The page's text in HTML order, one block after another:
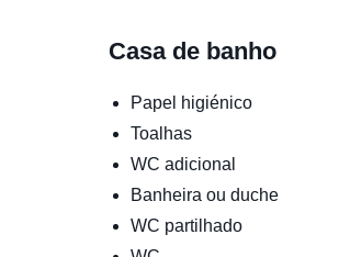
Casa de banho
Papel higiénico
Toalhas
WC adicional
Banheira ou duche
WC partilhado